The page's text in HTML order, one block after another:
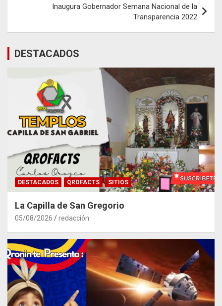
Inaugura Gobernador Semana Nacional de la
Transparencia 2022
DESTACADOS
DESTACADOS QROFACTS SITIOS
La Capilla de San Gregorio
05/08/2026 redacción